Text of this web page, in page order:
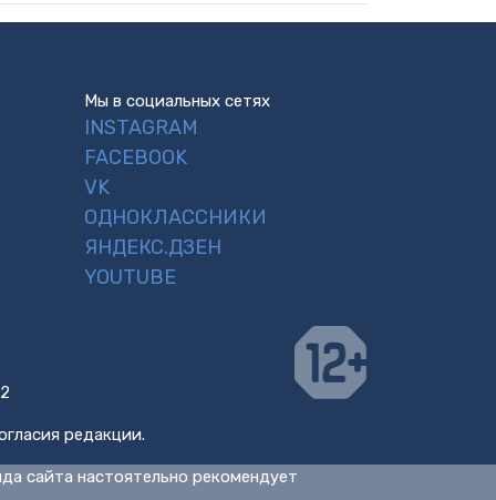
Мы в социальных сетях
INSTAGRAM
FACEBOOK
VK
ОДНОКЛАССНИКИ
ЯНДЕКС.ДЗЕН
YOUTUBE
редакции.
сайта настоятельно рекомендует